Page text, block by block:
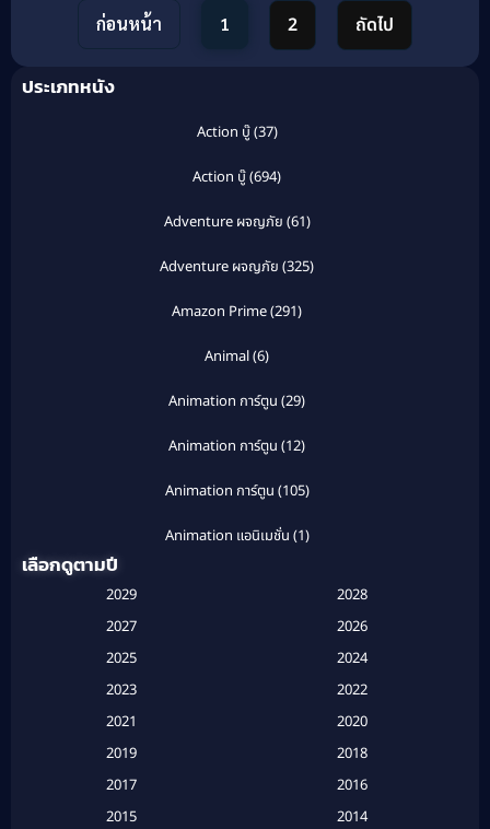
ก่อนหน้า 1 2 ถัดไป
ประเภทหนัง
Action บู๊(37)
Action บู๊(694)
Adventure ผจญภัย (61)
Adventure ผจญภัย (325)
Amazon Prime(291)
Animal(6)
Animation การ์ตูน (29)
Animation การ์ตูน (12)
Animation การ์ตูน (105)
Animation แอนิเมชั่น (1)
Based on a True Story สร้างจากเรื่องจริง(2)
Based on a True Story เรื่องจริง (20)
เลือกดูตามปี
2029
2028
2027
2026
2025
2024
2023
2022
2021
2020
2019
2018
2017
2016
2015
2014